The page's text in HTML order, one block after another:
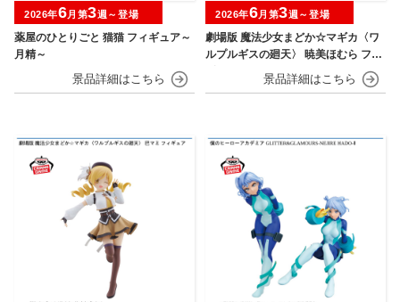
薬屋のひとりごと 猫猫 フィギュア～
月精～
2026年6月第3週～登場
劇場版 魔法少女まどか☆マギカ〈ワ
ルプルギスの廻天〉 暁美ほむら フィ
2026年6月第3週～登場